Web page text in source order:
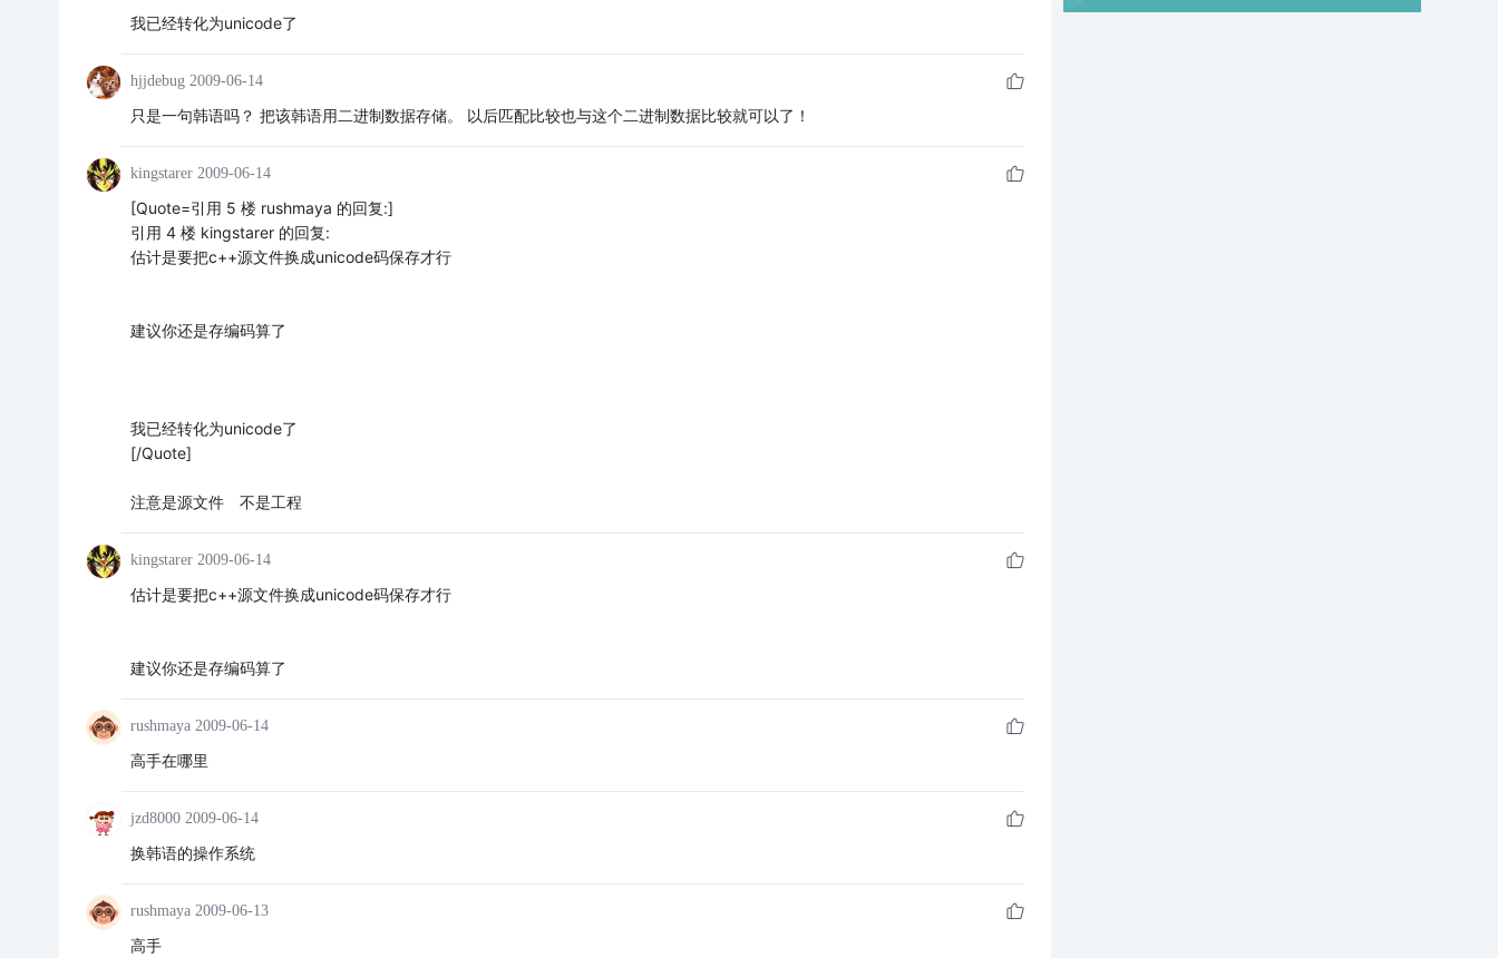
我已经转化为unicode了
hjjdebug 2009-06-14
只是一句韩语吗？ 把该韩语用二进制数据存储。 以后匹配比较也与这个二进制数据比较就可以了！
kingstarer 2009-06-14
[Quote=引用 5 楼 rushmaya 的回复:]
引用 4 楼 kingstarer 的回复:
估计是要把c++源文件换成unicode码保存才行
建议你还是存编码算了
我已经转化为unicode了
[/Quote]
注意是源文件 不是工程
kingstarer 2009-06-14
估计是要把c++源文件换成unicode码保存才行
建议你还是存编码算了
rushmaya 2009-06-14
高手在哪里
jzd8000 2009-06-14
换韩语的操作系统
rushmaya 2009-06-13
高手